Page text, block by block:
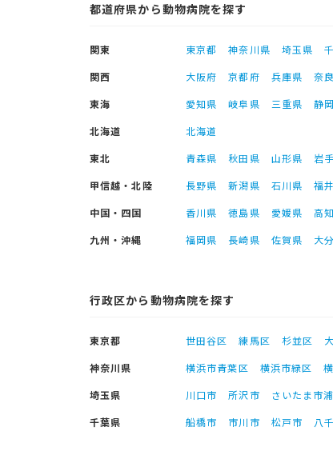
都道府県から動物病院を探す
関東 東京都 神奈川県 埼玉県
関西
大阪府 京都府 兵庫県 奈
東海
愛知県 岐阜県 三重県
静
北海道
北海道
東北
青森県 秋田県 山形県 岩
甲信越・北陸
長野県 新潟県 石川県 福
中国・四国
香川県 徳島県 愛媛県 高
九州・沖縄
福岡県 長崎県 佐賀県 大
行政区から動物病院を探す
東京都 世田谷区 練馬区 杉並区
神奈川県
横浜市青葉区 横浜市緑区
埼玉県
川口市 所沢市 さいたま市
千葉県
船橋市 市川市 松戸市 八